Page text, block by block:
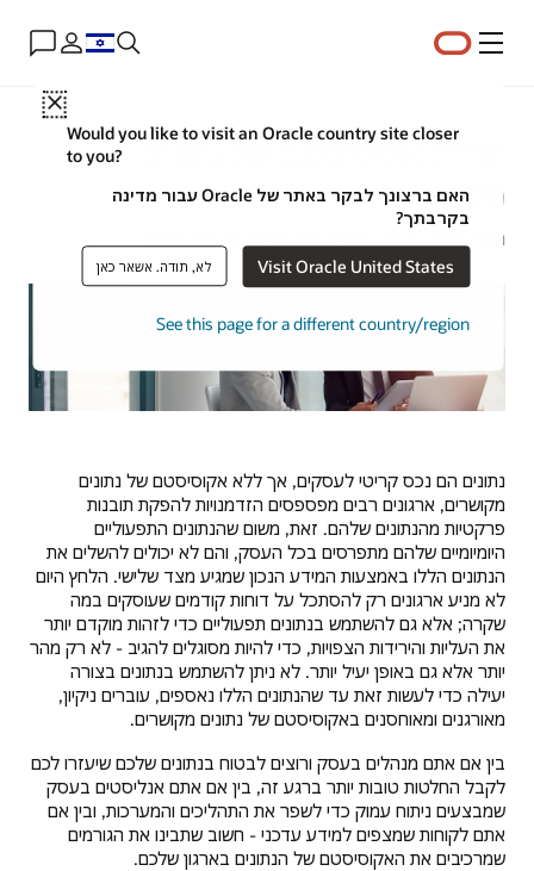
תפריט
Close
Would you like to visit an Oracle country site closer
to you?
האם ברצונך לבקר באתר של Oracle עבור מדינה
בקרבתך?
Visit Oracle United States לא, תודה. אשאר כאן
See this page for a different country/region
יצירת אקוסיסטם של נתונים
מקושרים
נטלי גליורדי | Content Strategist | 16 ביוני 2023
נתונים הם נכס קריטי לעסקים, אך ללא אקוסיסטם של נתונים
מקושרים, ארגונים רבים מפספסים הזדמנויות להפקת תובנות
פרקטיות מהנתונים שלהם. זאת, משום שהנתונים התפעוליים
היומיומיים שלהם מתפרסים בכל העסק, והם לא יכולים להשלים את
הנתונים הללו באמצעות המידע הנכון שמגיע מצד שלישי. הלחץ היום
לא מניע ארגונים רק להסתכל על דוחות קודמים שעוסקים במה
שקרה; אלא גם להשתמש בנתונים תפעוליים כדי לזהות מוקדם יותר
את העליות והירידות הצפויות, כדי להיות מסוגלים להגיב - לא רק מהר
יותר אלא גם באופן יעיל יותר. לא ניתן להשתמש בנתונים בצורה
יעילה כדי לעשות זאת עד שהנתונים הללו נאספים, עוברים ניקיון,
מאורגנים ומאוחסנים באקוסיסטם של נתונים מקושרים.
בין אם אתם מנהלים בעסק ורוצים לבטוח בנתונים שלכם שיעזרו לכם
לקבל החלטות טובות יותר ברגע זה, בין אם אתם אנליסטים בעסק
שמבצעים ניתוח עמוק כדי לשפר את התהליכים והמערכות, ובין אם
אתם לקוחות שמצפים למידע עדכני - חשוב שתבינו את הגורמים
שמרכיבים את האקוסיסטם של הנתונים בארגון שלכם.